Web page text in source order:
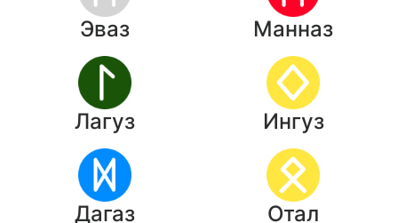
Эваз Манназ
Лагуз Ингуз
Дагаз Отал